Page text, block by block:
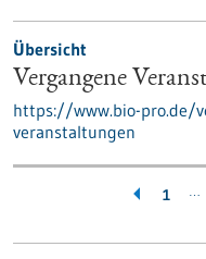
Übersicht
Vergangene
https://www.bio-pro.de/
veranstaltungen
1 …